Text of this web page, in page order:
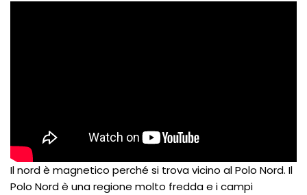
Il nord è magnetico perché si trova vicino al Polo Nord. Il
Polo Nord è una regione molto fredda e i campi